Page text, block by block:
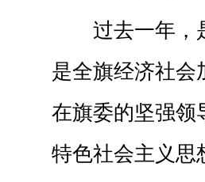
过去一年，
是全旗经济社会
在旗委的坚强领
特色社会主义思